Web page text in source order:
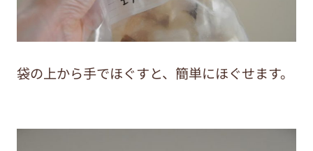
袋の上から手でほぐすと、簡単にほぐせます。